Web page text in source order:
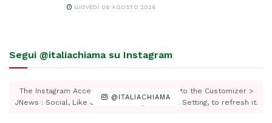
GIOVEDÌ 06 AGOSTO 2026
Segui @italiachiama su Instagram
@ITALIACHIAMA
The Instagram Access Token is expired, Go to the Customizer >
JNews : Social, Like & View > Instagram Feed Setting, to refresh it.